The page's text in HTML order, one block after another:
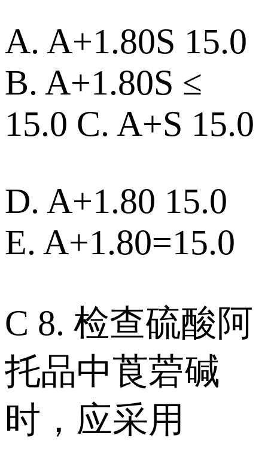
A. A+1.80S 15.0
B. A+1.80S ≤
15.0 C. A+S 15.0
D. A+1.80 15.0
E. A+1.80=15.0
C 8. 检查硫酸阿
托品中莨菪碱
时，应采用